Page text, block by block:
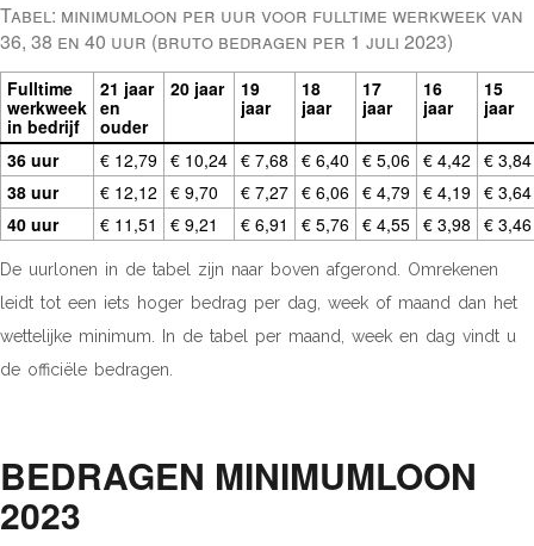
Fulltime
werkweek
in bedrijf
21 jaar
en
ouder
20 jaar
19
jaar
18
jaar
17
jaar
16
jaar
15
jaar
Tabel: minimumloon per uur voor fulltime werkweek van
36, 38 en 40 uur (bruto bedragen per 1 juli 2023)
36 uur € 12,79 € 10,24 € 7,68 € 6,40 € 5,06 € 4,42 € 3,84
38 uur
€ 12,12 € 9,70 € 7,27 € 6,06 € 4,79 € 4,19 € 3,64
40 uur
€ 11,51 € 9,21 € 6,91 € 5,76 € 4,55 € 3,98 € 3,46
De uurlonen in de tabel zijn naar boven afgerond. Omrekenen
leidt tot een iets hoger bedrag per dag, week of maand dan het
wettelijke minimum. In de tabel per maand, week en dag vindt u
de officiële bedragen.
BEDRAGEN MINIMUMLOON
2023